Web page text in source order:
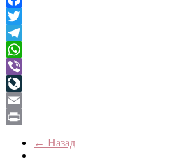
Facebook
Twitter
Telegram
WhatsApp
Viber
LiveJournal
Email
← Назад